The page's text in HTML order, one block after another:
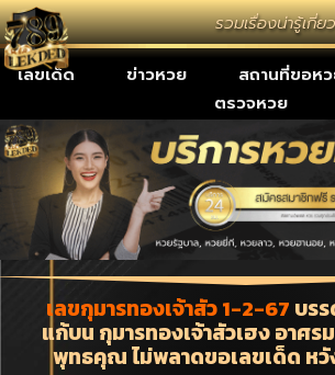
รวมเรื่องน่ารู้เกี่ย
เลขเด็ด ข่าวหวย สถานที่ขอห
ตรวจหวย
เลขกุมารทองเจ้าสัว 1-2-67 บร
แก้บน กุมารทองเจ้าสัวเฮง อาศร
พุทธคุณ ไม่พลาดขอเลขเด็ด ห